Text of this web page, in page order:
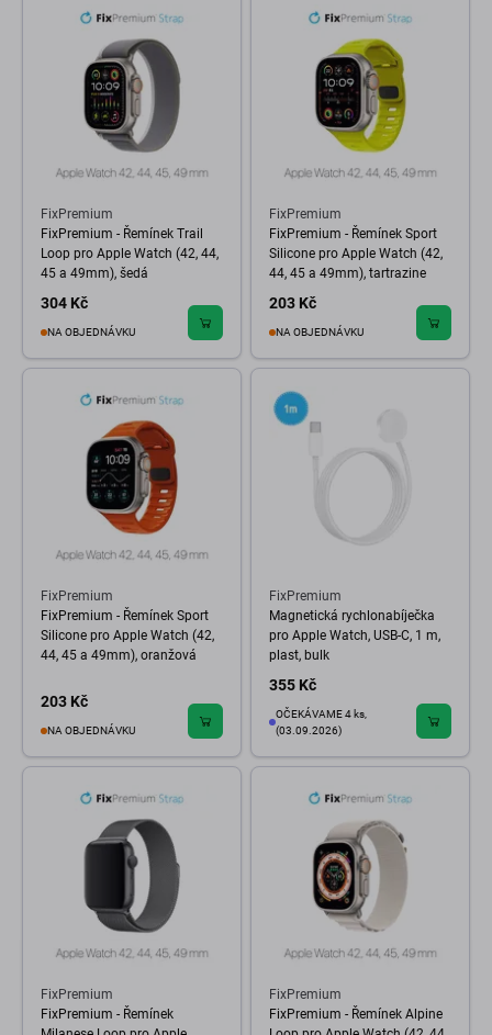
FixPremium
FixPremium - Řemínek Trail
Loop pro Apple Watch (42, 44,
45 a 49mm), šedá
304 Kč
NA OBJEDNÁVKU
FixPremium
FixPremium - Řemínek Sport
Silicone pro Apple Watch (42,
44, 45 a 49mm), tartrazine
203 Kč
NA OBJEDNÁVKU
FixPremium
FixPremium - Řemínek Sport
Silicone pro Apple Watch (42,
44, 45 a 49mm), oranžová
203 Kč
NA OBJEDNÁVKU
FixPremium
Magnetická rychlonabíječka
pro Apple Watch, USB-C, 1 m,
plast, bulk
355 Kč
OČEKÁVAME 4 ks,
(03.09.2026)
FixPremium
FixPremium - Řemínek
FixPremium
FixPremium - Řemínek Alpine